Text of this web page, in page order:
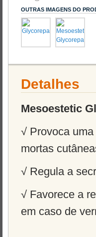
OUTRAS IMAGENS DO
Detalhes
Mesoestetic
√ Provoca
mortas
√ Regula a
√ Favorece a
em caso de